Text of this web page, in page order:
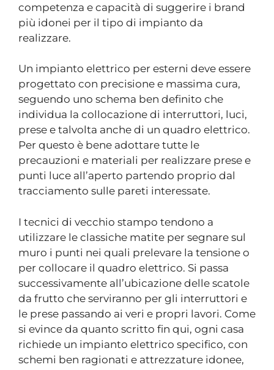
competenza e capacità di suggerire i brand
più idonei per il tipo di impianto da
realizzare.
Un impianto elettrico per esterni deve essere
progettato con precisione e massima cura,
seguendo uno schema ben definito che
individua la collocazione di interruttori, luci,
prese e talvolta anche di un quadro elettrico.
Per questo è bene adottare tutte le
precauzioni e materiali per realizzare prese e
punti luce all’aperto partendo proprio dal
tracciamento sulle pareti interessate.
I tecnici di vecchio stampo tendono a
utilizzare le classiche matite per segnare sul
muro i punti nei quali prelevare la tensione o
per collocare il quadro elettrico. Si passa
successivamente all’ubicazione delle scatole
da frutto che serviranno per gli interruttori e
le prese passando ai veri e propri lavori. Come
si evince da quanto scritto fin qui, ogni casa
richiede un impianto elettrico specifico, con
schemi ben ragionati e attrezzature idonee,